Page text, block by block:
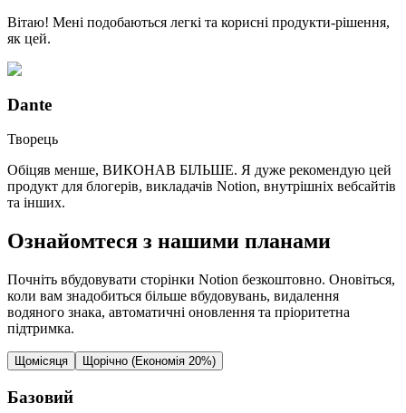
Вітаю! Мені подобаються легкі та корисні продукти-рішення,
як цей.
Dante
Творець
Обіцяв менше, ВИКОНАВ БІЛЬШЕ. Я дуже рекомендую цей
продукт для блогерів, викладачів Notion, внутрішніх вебсайтів
та інших.
Ознайомтеся з нашими планами
Почніть вбудовувати сторінки Notion безкоштовно. Оновіться,
коли вам знадобиться більше вбудовувань, видалення
водяного знака, автоматичні оновлення та пріоритетна
підтримка.
Щомісяця Щорічно (Економія 20%)
Базовий